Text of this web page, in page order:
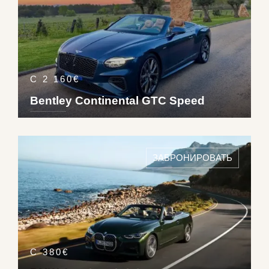
С 2 160€
Bentley Continental GTC Speed
4 2 1 1
335
ЗАБРОНИРОВАТЬ
С 380€